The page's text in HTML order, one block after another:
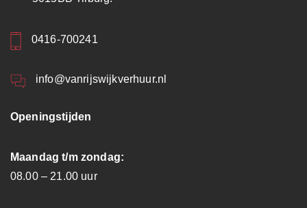
0416-700241
info@vanrijswijkverhuur.nl
Openingstijden
Maandag t/m zondag:
08.00 – 21.00 uur